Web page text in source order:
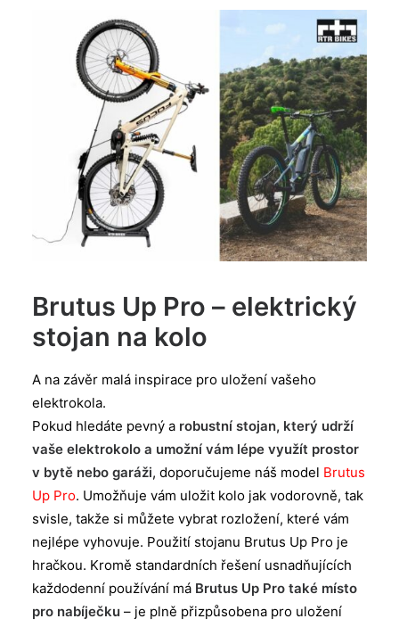
Brutus Up Pro – elektrický
stojan na kolo
A na závěr malá inspirace pro uložení vašeho
elektrokola.
Pokud hledáte pevný a robustní stojan, který udrží
vaše elektrokolo a umožní vám lépe využít prostor
v bytě nebo garáži, doporučujeme náš model Brutus
Up Pro. Umožňuje vám uložit kolo jak vodorovně, tak
svisle, takže si můžete vybrat rozložení, které vám
nejlépe vyhovuje. Použití stojanu Brutus Up Pro je
hračkou. Kromě standardních řešení usnadňujících
každodenní používání má Brutus Up Pro také místo
pro nabíječku – je plně přizpůsobena pro uložení